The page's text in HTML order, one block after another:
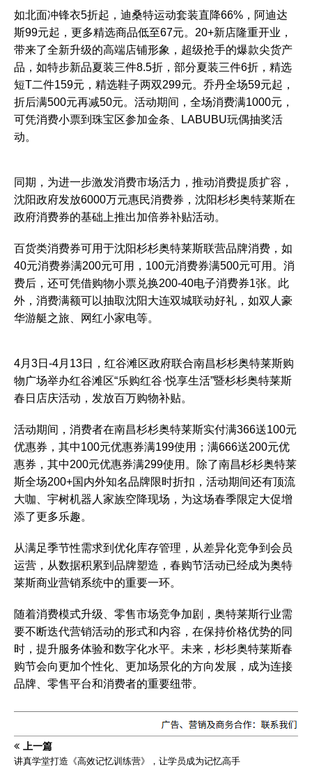
如北面冲锋衣5折起，迪桑特运动套装直降66%，阿迪达
斯99元起，更多精选商品低至67元。20+新店隆重开业，
带来了全新升级的高端店铺形象，超级抢手的爆款尖货产
品，如特步新品夏装三件8.5折，部分夏装三件6折，精选
短T二件159元，精选鞋子两双299元。乔丹全场59元起，
折后满500元再减50元。活动期间，全场消费满1000元，
可凭消费小票到珠宝区参加金条、LABUBU玩偶抽奖活
动。
同期，为进一步激发消费市场活力，推动消费提质扩容，
沈阳政府发放6000万元惠民消费券，沈阳杉杉奥特莱斯在
政府消费券的基础上推出加倍券补贴活动。
百货类消费券可用于沈阳杉杉奥特莱斯联营品牌消费，如
40元消费券满200元可用，100元消费券满500元可用。消
费后，还可凭借购物小票兑换200-40电子消费券1张。此
外，消费满额可以抽取沈阳大连双城联动好礼，如双人豪
华游艇之旅、网红小家电等。
4月3日-4月13日，红谷滩区政府联合南昌杉杉奥特莱斯购
物广场举办红谷滩区“乐购红谷·悦享生活”暨杉杉奥特莱斯
春日店庆活动，发放百万购物补贴。
活动期间，消费者在南昌杉杉奥特莱斯实付满366送100元
优惠券，其中100元优惠券满199使用；满666送200元优
惠券，其中200元优惠券满299使用。除了南昌杉杉奥特莱
斯全场200+国内外知名品牌限时折扣，活动期间还有顶流
大咖、宇树机器人家族空降现场，为这场春季限定大促增
添了更多乐趣。
从满足季节性需求到优化库存管理，从差异化竞争到会员
运营，从数据积累到品牌塑造，春购节活动已经成为奥特
莱斯商业营销系统中的重要一环。
随着消费模式升级、零售市场竞争加剧，奥特莱斯行业需
要不断迭代营销活动的形式和内容，在保持价格优势的同
时，提升服务体验和数字化水平。未来，杉杉奥特莱斯春
购节会向更加个性化、更加场景化的方向发展，成为连接
品牌、零售平台和消费者的重要纽带。
上一篇
讲真学堂打造《高效记忆训练营》，让学员成为记忆高手